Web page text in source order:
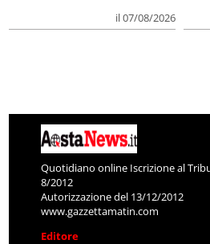
il 07/08/2026
Quotidiano online Iscrizione al
8/2012
Autorizzazione del 13/12/2012
www.gazzettamatin.com
Editore